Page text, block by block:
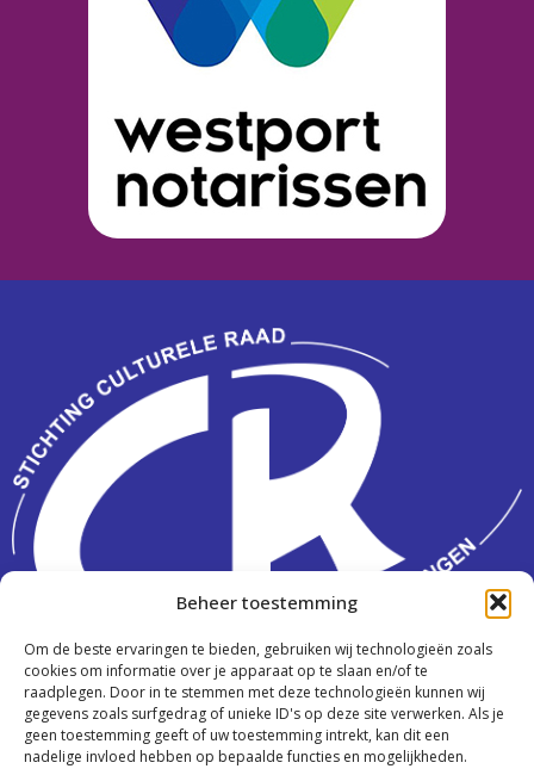
Beheer toestemming
Om de beste ervaringen te bieden, gebruiken wij technologieën zoals
cookies om informatie over je apparaat op te slaan en/of te
raadplegen. Door in te stemmen met deze technologieën kunnen wij
gegevens zoals surfgedrag of unieke ID's op deze site verwerken. Als je
geen toestemming geeft of uw toestemming intrekt, kan dit een
nadelige invloed hebben op bepaalde functies en mogelijkheden.
Activiteiten
Over ons
Contact